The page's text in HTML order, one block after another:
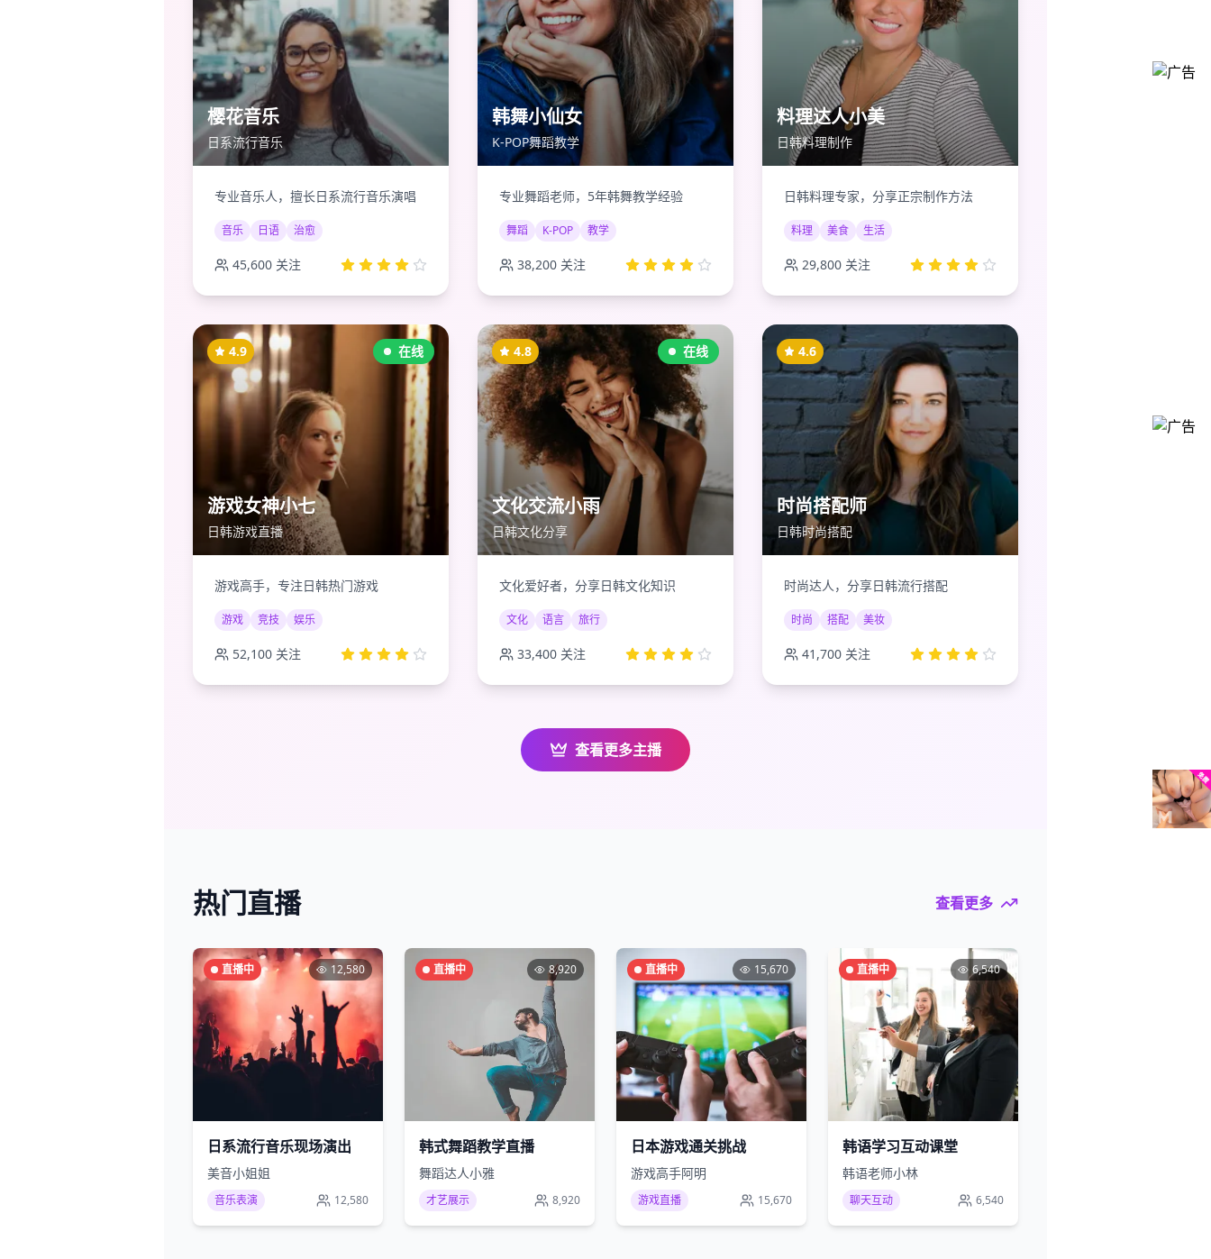
樱花音乐
日系流行音乐
专业音乐人，擅长日系流行音乐演唱
音乐 日语 治愈
45,600 关注
韩舞小仙女
K-POP舞蹈教学
专业舞蹈老师，5年韩舞教学经验
舞蹈 K-POP 教学
38,200 关注
料理达人小美
日韩料理制作
日韩料理专家，分享正宗制作方法
料理 美食 生活
29,800 关注
在线
4.9
游戏女神小七
日韩游戏直播
游戏高手，专注日韩热门游戏
游戏 竞技 娱乐
52,100 关注
在线
4.8
文化交流小雨
日韩文化分享
文化爱好者，分享日韩文化知识
文化 语言 旅行
33,400 关注
4.6
时尚搭配师
日韩时尚搭配
时尚达人，分享日韩流行搭配
时尚 搭配 美妆
41,700 关注
查看更多主播
热门直播 查看更多
直播中 12,580
日系流行音乐现场演出
美音小姐姐
音乐表演 12,580
直播中 8,920
韩式舞蹈教学直播
舞蹈达人小雅
才艺展示 8,920
直播中 15,670
日本游戏通关挑战
游戏高手阿明
游戏直播 15,670
直播中 6,540
韩语学习互动课堂
韩语老师小林
聊天互动 6,540